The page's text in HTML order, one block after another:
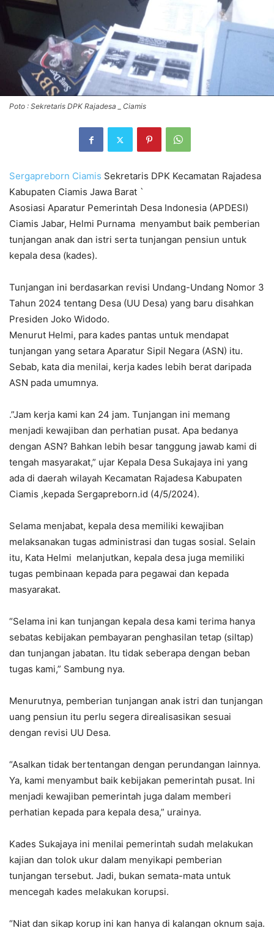
Poto : Sekretaris DPK Rajadesa _ Ciamis
Sergapreborn Ciamis Sekretaris DPK Kecamatan Rajadesa
Kabupaten Ciamis Jawa Barat `
Asosiasi Aparatur Pemerintah Desa Indonesia (APDESI)
Ciamis Jabar, Helmi Purnama menyambut baik pemberian
tunjangan anak dan istri serta tunjangan pensiun untuk
kepala desa (kades).
Tunjangan ini berdasarkan revisi Undang-Undang Nomor 3
Tahun 2024 tentang Desa (UU Desa) yang baru disahkan
Presiden Joko Widodo.
Menurut Helmi, para kades pantas untuk mendapat
tunjangan yang setara Aparatur Sipil Negara (ASN) itu.
Sebab, kata dia menilai, kerja kades lebih berat daripada
ASN pada umumnya.
.”Jam kerja kami kan 24 jam. Tunjangan ini memang
menjadi kewajiban dan perhatian pusat. Apa bedanya
dengan ASN? Bahkan lebih besar tanggung jawab kami di
tengah masyarakat,” ujar Kepala Desa Sukajaya ini yang
ada di daerah wilayah Kecamatan Rajadesa Kabupaten
Ciamis ,kepada Sergapreborn.id (4/5/2024).
Selama menjabat, kepala desa memiliki kewajiban
melaksanakan tugas administrasi dan tugas sosial. Selain
itu, Kata Helmi melanjutkan, kepala desa juga memiliki
tugas pembinaan kepada para pegawai dan kepada
masyarakat.
“Selama ini kan tunjangan kepala desa kami terima hanya
sebatas kebijakan pembayaran penghasilan tetap (siltap)
dan tunjangan jabatan. Itu tidak seberapa dengan beban
tugas kami,” Sambung nya.
Menurutnya, pemberian tunjangan anak istri dan tunjangan
uang pensiun itu perlu segera direalisasikan sesuai
dengan revisi UU Desa.
“Asalkan tidak bertentangan dengan perundangan lainnya.
Ya, kami menyambut baik kebijakan pemerintah pusat. Ini
menjadi kewajiban pemerintah juga dalam memberi
perhatian kepada para kepala desa,” urainya.
Kades Sukajaya ini menilai pemerintah sudah melakukan
kajian dan tolok ukur dalam menyikapi pemberian
tunjangan tersebut. Jadi, bukan semata-mata untuk
mencegah kades melakukan korupsi.
“Niat dan sikap korup ini kan hanya di kalangan oknum saja.